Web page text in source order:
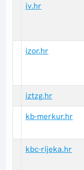
iv.hr
izor.hr
iztzg.hr
kb-merkur.hr
kbc-rijeka.hr